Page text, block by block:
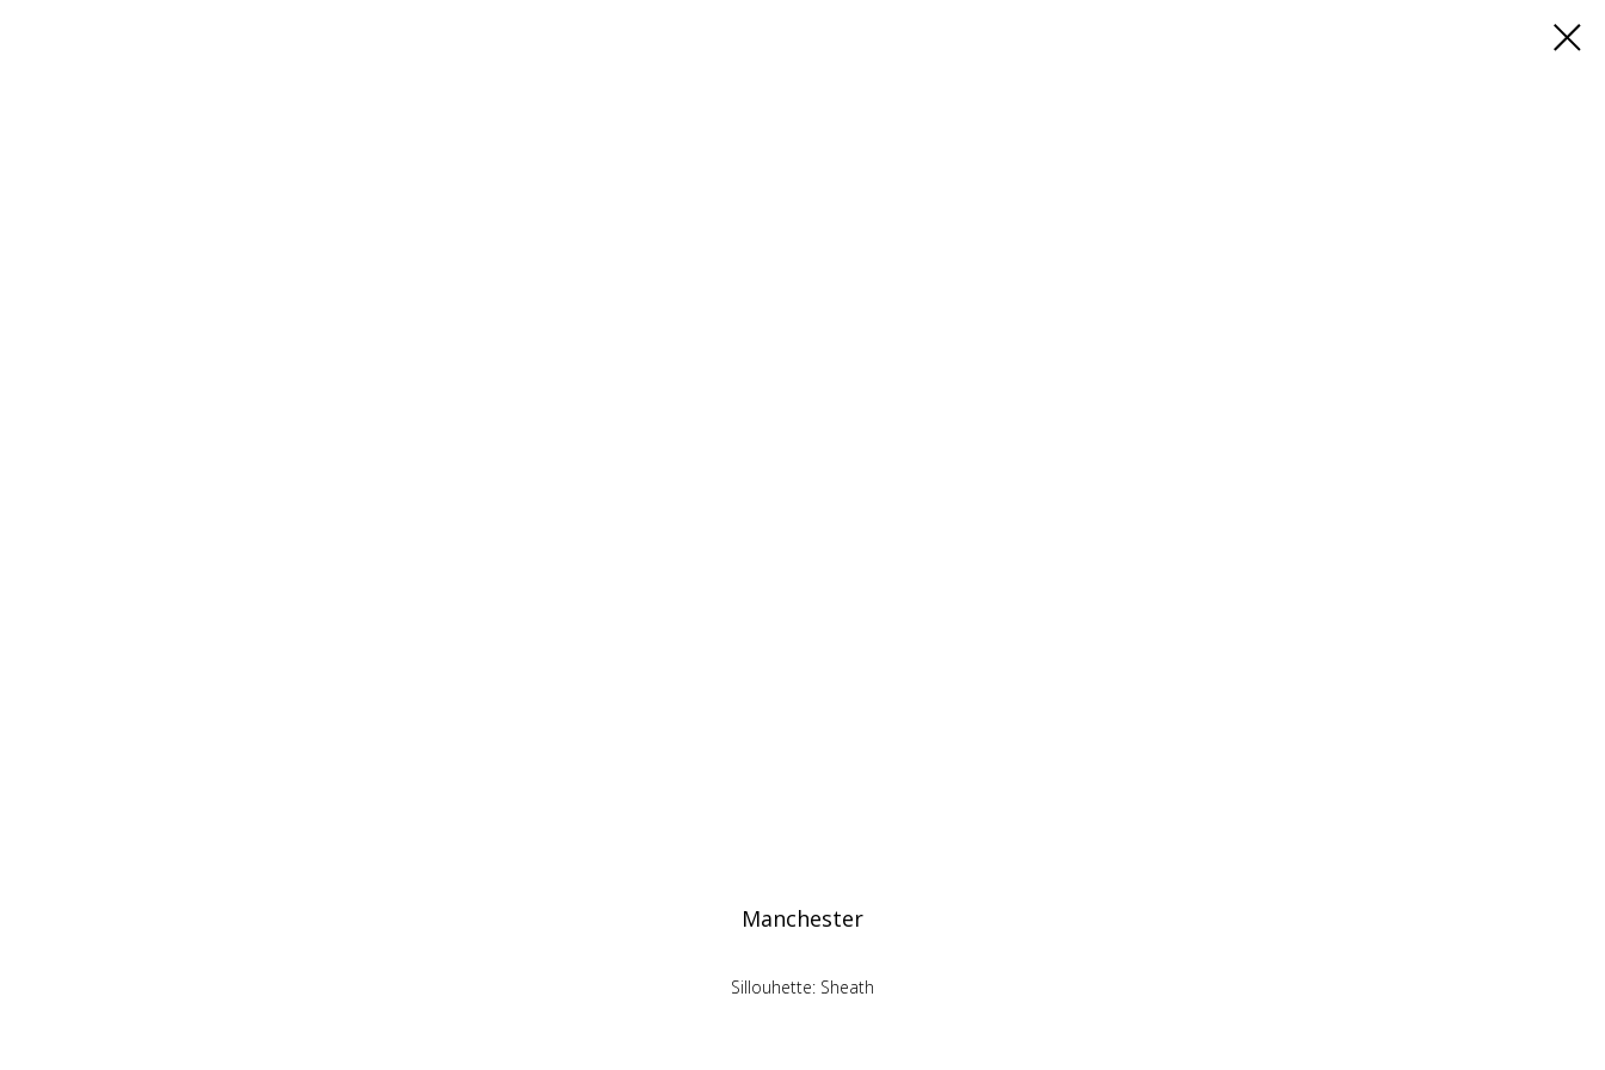
Manchester
Sillouhette: Sheath